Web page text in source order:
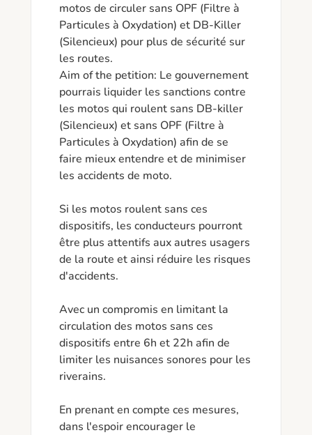
motos de circuler sans OPF (Filtre à
Particules à Oxydation) et DB-Killer
(Silencieux) pour plus de sécurité sur
les routes.
Aim of the petition: Le gouvernement
pourrais liquider les sanctions contre
les motos qui roulent sans DB-killer
(Silencieux) et sans OPF (Filtre à
Particules à Oxydation) afin de se
faire mieux entendre et de minimiser
les accidents de moto.
Si les motos roulent sans ces
dispositifs, les conducteurs pourront
être plus attentifs aux autres usagers
de la route et ainsi réduire les risques
d'accidents.
Avec un compromis en limitant la
circulation des motos sans ces
dispositifs entre 6h et 22h afin de
limiter les nuisances sonores pour les
riverains.
En prenant en compte ces mesures,
dans l'espoir encourager le